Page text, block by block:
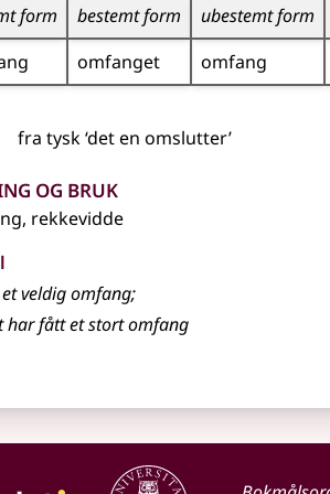
form bestemt form
ubestemt form
omfanget omfang
fra tysk‘det en omslutter’
og bruk
rekkevidde
veldigomfang;
har fått et stortomfang